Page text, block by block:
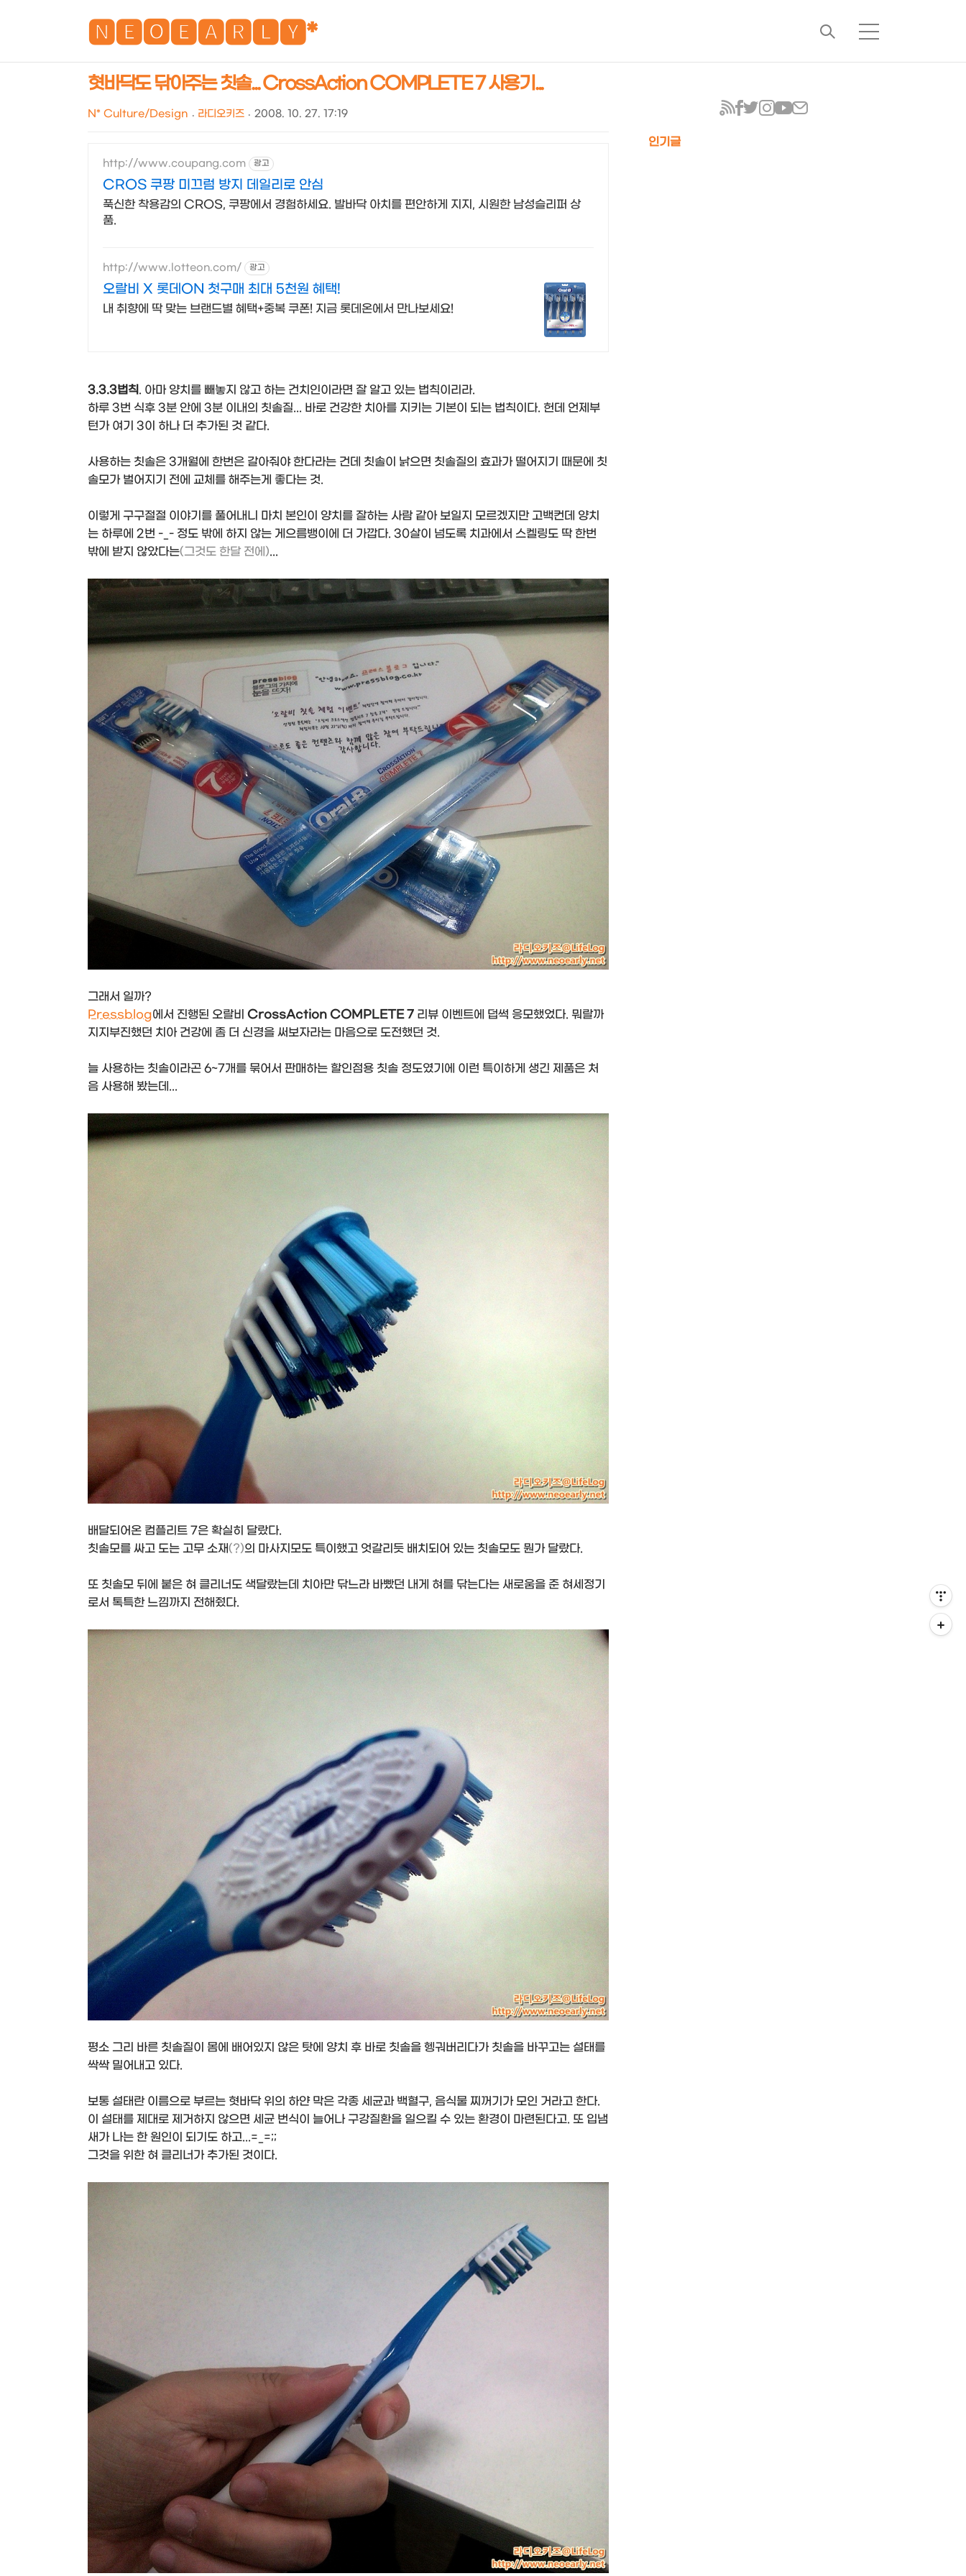
🅽🅴🅾🅴🅰🆁🅻🆈*NEOEARLY*
검
메
혓바닥도 닦아주는 칫솔... CrossAction COMPLETE 7 사용기...
N* Culture/Design 라디오키즈 2008. 10. 27. 17:19
http://www.coupang.com 광고
CROS 쿠팡 미끄럼 방지 데일리로 안심
푹신한 착용감의 CROS, 쿠팡에서 경험하세요. 발바닥 아치를 편안하게 지지, 시원한 남성슬리퍼 상
품.
http://www.lotteon.com/ 광고
오랄비 X 롯데ON 첫구매 최대 5천원 혜택!
내 취향에 딱 맞는 브랜드별 혜택+중복 쿠폰! 지금 롯데온에서 만나보세요!
3.3.3법칙. 아마 양치를 빼놓지 않고 하는 건치인이라면 잘 알고 있는 법칙이리라.
하루 3번 식후 3분 안에 3분 이내의 칫솔질... 바로 건강한 치아를 지키는 기본이 되는 법칙이다. 헌데 언제부
턴가 여기 3이 하나 더 추가된 것 같다.
사용하는 칫솔은 3개월에 한번은 갈아줘야 한다라는 건데 칫솔이 낡으면 칫솔질의 효과가 떨어지기 때문에 칫
솔모가 벌어지기 전에 교체를 해주는게 좋다는 것.
이렇게 구구절절 이야기를 풀어내니 마치 본인이 양치를 잘하는 사람 같아 보일지 모르겠지만 고백컨데 양치
는 하루에 2번 -_- 정도 밖에 하지 않는 게으름뱅이에 더 가깝다. 30살이 넘도록 치과에서 스켈링도 딱 한번
밖에 받지 않았다는(그것도 한달 전에)...
그래서 일까?
Pressblog에서 진행된 오랄비 CrossAction COMPLETE 7 리뷰 이벤트에 덥썩 응모했었다. 뭐랄까
지지부진했던 치아 건강에 좀 더 신경을 써보자라는 마음으로 도전했던 것.
늘 사용하는 칫솔이라곤 6~7개를 묶어서 판매하는 할인점용 칫솔 정도였기에 이런 특이하게 생긴 제품은 처
음 사용해 봤는데...
배달되어온 컴플리트 7은 확실히 달랐다.
칫솔모를 싸고 도는 고무 소재(?)의 마사지모도 특이했고 엇갈리듯 배치되어 있는 칫솔모도 뭔가 달랐다.
또 칫솔모 뒤에 붙은 혀 클리너도 색달랐는데 치아만 닦느라 바빴던 내게 혀를 닦는다는 새로움을 준 혀세정기
로서 톡특한 느낌까지 전해줬다.
평소 그리 바른 칫솔질이 몸에 배어있지 않은 탓에 양치 후 바로 칫솔을 헹궈버리다가 칫솔을 바꾸고는 설태를
싹싹 밀어내고 있다.
보통 설태란 이름으로 부르는 혓바닥 위의 하얀 막은 각종 세균과 백혈구, 음식물 찌꺼기가 모인 거라고 한다.
이 설태를 제대로 제거하지 않으면 세균 번식이 늘어나 구강질환을 일으킬 수 있는 환경이 마련된다고. 또 입냄
새가 나는 한 원인이 되기도 하고...=_=;;
그것을 위한 혀 클리너가 추가된 것이다.
인기글